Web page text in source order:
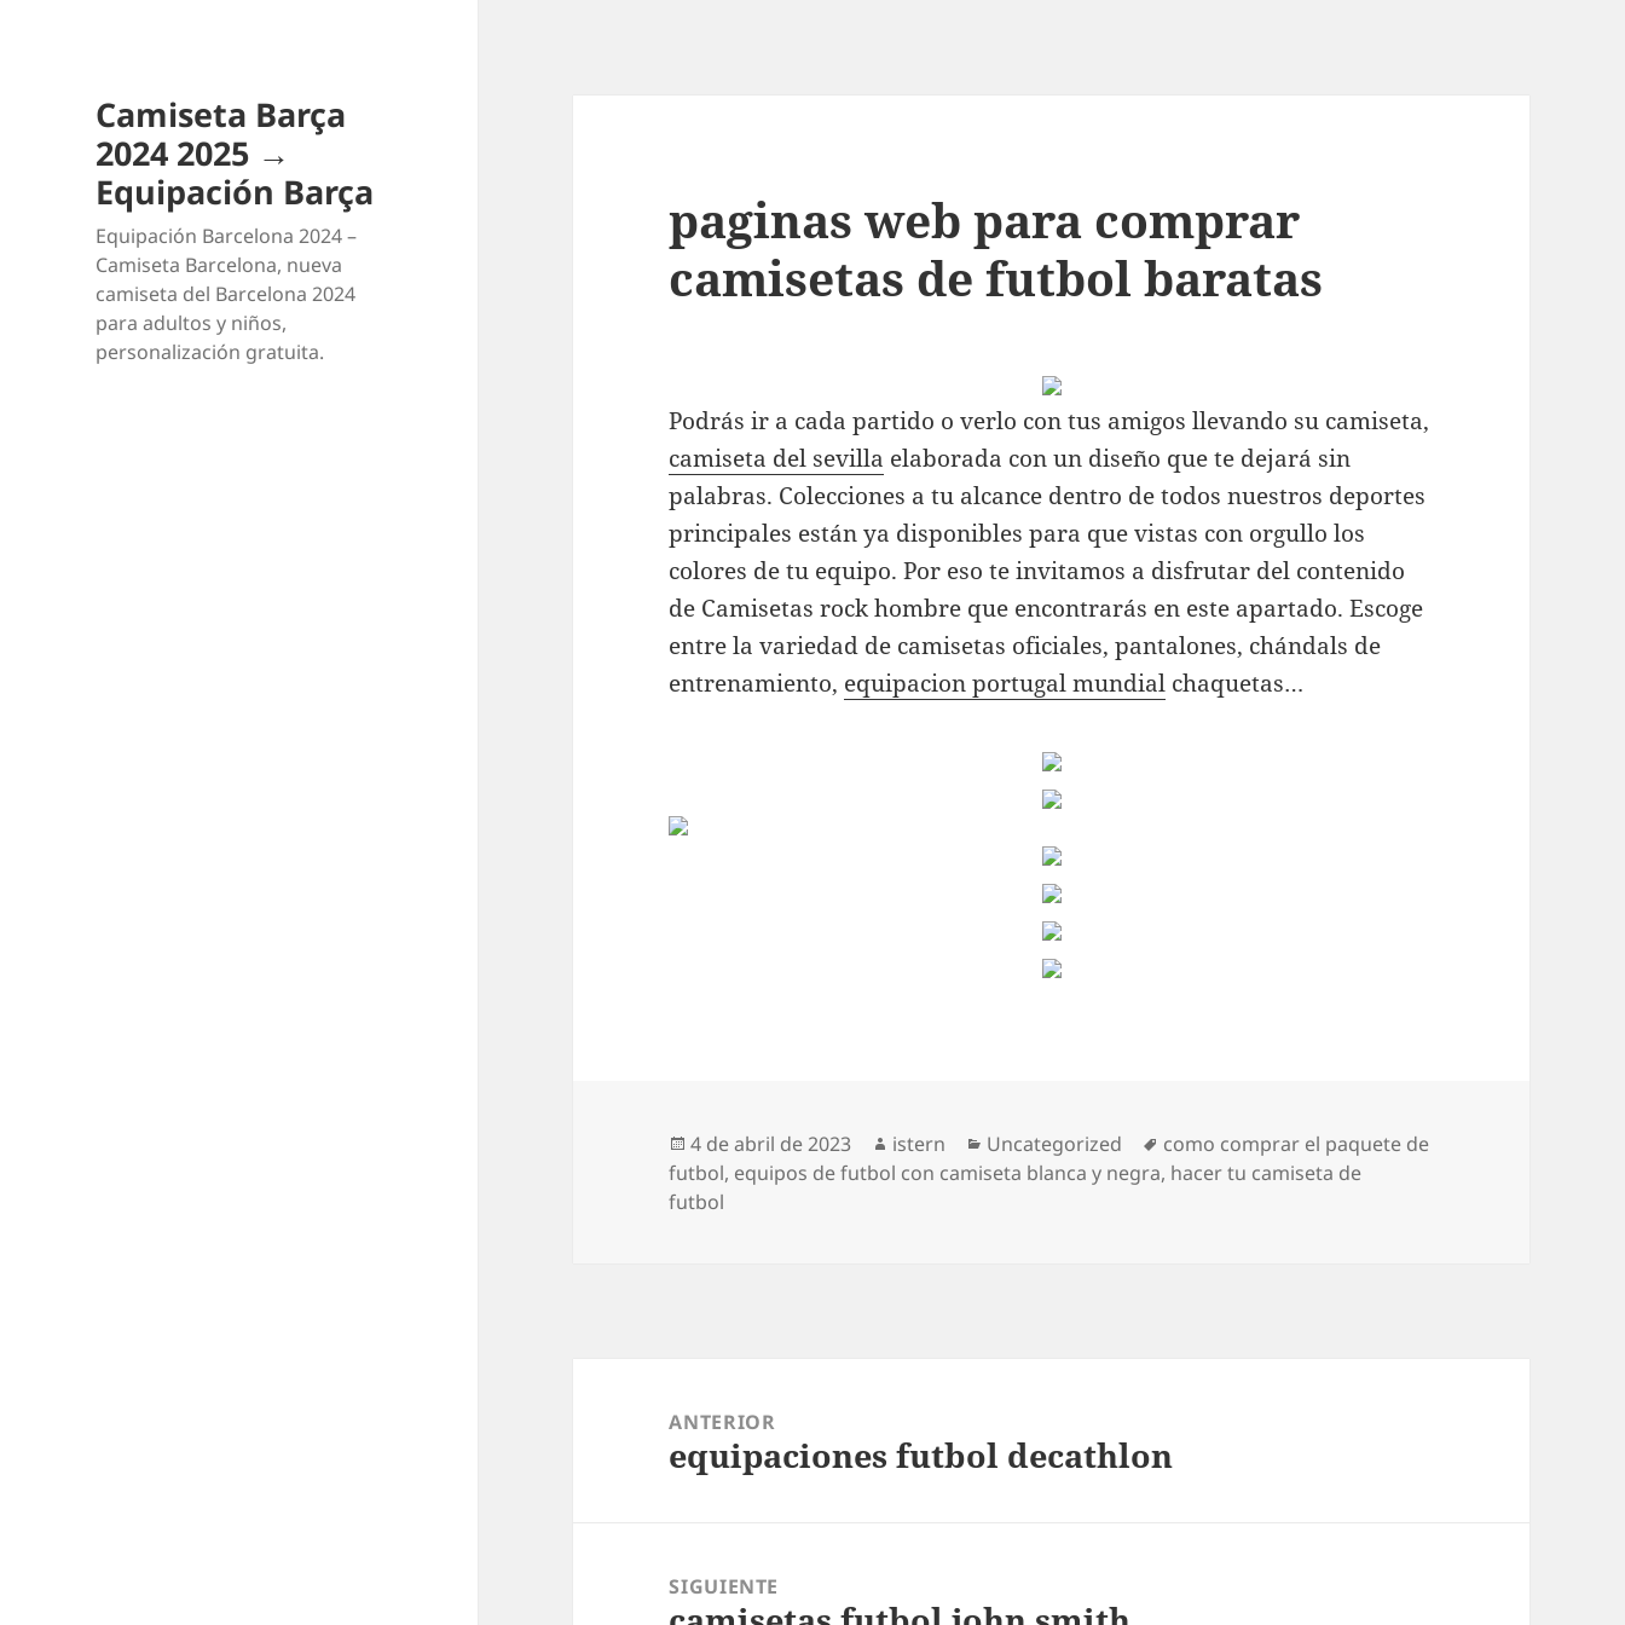
Camiseta Barça
2024 2025 →
Equipación Barça
Equipación Barcelona 2024 –
Camiseta Barcelona, nueva
camiseta del Barcelona 2024
para adultos y niños,
personalización gratuita.
paginas web para comprar
camisetas de futbol baratas
Podrás ir a cada partido o verlo con tus amigos llevando su camiseta,
camiseta del sevilla elaborada con un diseño que te dejará sin
palabras. Colecciones a tu alcance dentro de todos nuestros deportes
principales están ya disponibles para que vistas con orgullo los
colores de tu equipo. Por eso te invitamos a disfrutar del contenido
de Camisetas rock hombre que encontrarás en este apartado. Escoge
entre la variedad de camisetas oficiales, pantalones, chándals de
entrenamiento, equipacion portugal mundial chaquetas…
Publicado
el
4 de abril de 2023 Autor
istern Categorías
Uncategorized Etiquetas
como comprar el paquete de
futbol, equipos de futbol con camiseta blanca y negra, hacer tu camiseta de
futbol
entradas
ANTERIOR
Entrada
equipaciones futbol decathlon
SIGUIENTE
Entrada